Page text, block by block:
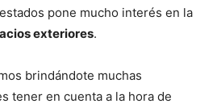
pone mucho interés en la
exteriores.
brindándote muchas
tener en cuenta a la hora de